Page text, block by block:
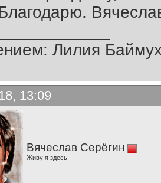
Лилия
13:09
Вячеслав Серёгин
Живу я здесь